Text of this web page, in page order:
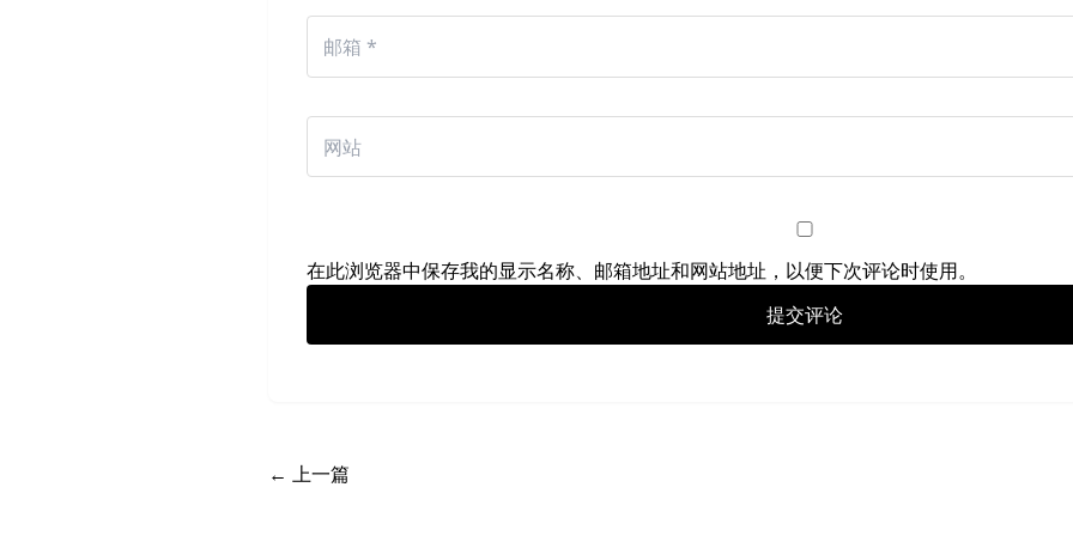
在此浏览器中保存我的显示名称、邮箱地址和网站地址，以便下次评论时使用。
← 上一篇